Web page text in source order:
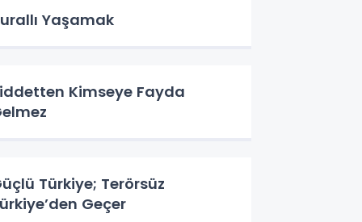
Yaşamak
Kimseye Fayda
Türkiye; Terörsüz
Geçer